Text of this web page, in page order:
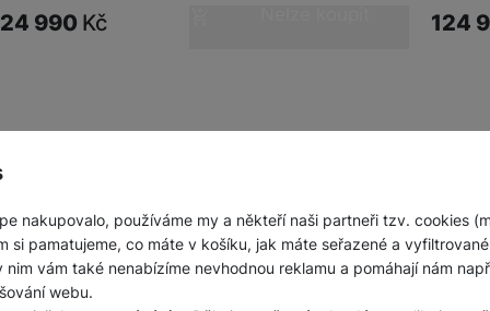
nakupovalo, používáme my a někteří naši partneři tzv. cookies
si pamatujeme, co máte v košíku, jak máte seřazené a
nim vám také nenabízíme nevhodnou reklamu a pomáhají nám
webu.
990 Kč 124